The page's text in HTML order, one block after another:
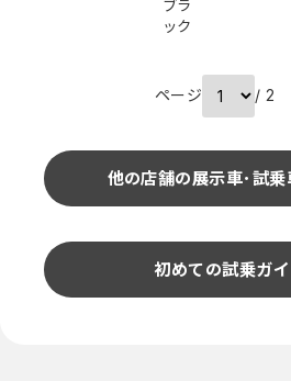
ブラ
ック
ページ / 2
他の店舗の展示車･試乗
初めての試乗ガ